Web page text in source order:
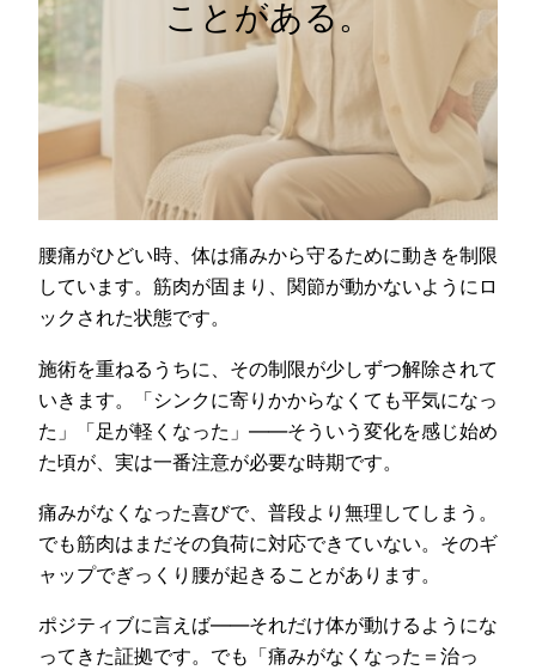
ことがある。
腰痛がひどい時、体は痛みから守るために動きを制限
しています。筋肉が固まり、関節が動かないようにロ
ックされた状態です。
施術を重ねるうちに、その制限が少しずつ解除されて
いきます。「シンクに寄りかからなくても平気になっ
た」「足が軽くなった」——そういう変化を感じ始め
た頃が、実は一番注意が必要な時期です。
痛みがなくなった喜びで、普段より無理してしまう。
でも筋肉はまだその負荷に対応できていない。そのギ
ャップでぎっくり腰が起きることがあります。
ポジティブに言えば——それだけ体が動けるようにな
ってきた証拠です。でも「痛みがなくなった＝治っ